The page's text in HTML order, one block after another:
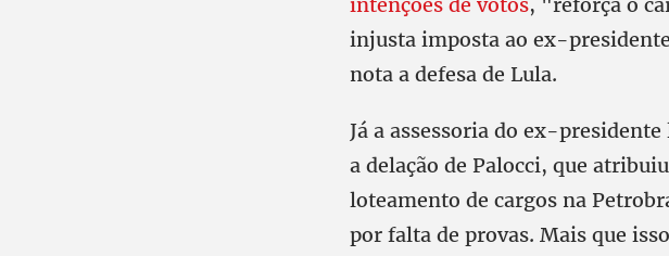
injusta imposta ao ex-
nota a defesa de Lula.
Já a assessoria do ex-
a delação de Palocci, que
loteamento de cargos na
por falta de provas. Mais que